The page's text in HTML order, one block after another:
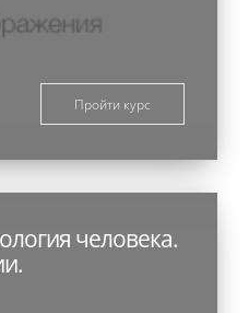
Пройти курс
человека.